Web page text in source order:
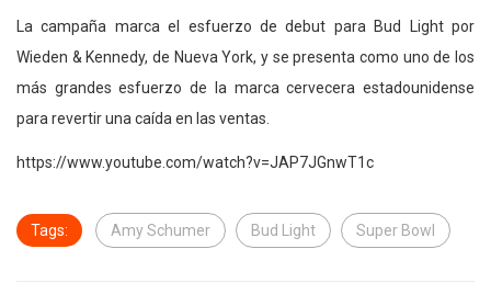
La campaña marca el esfuerzo de debut para Bud Light por
Wieden & Kennedy, de Nueva York, y se presenta como uno de los
más grandes esfuerzo de la marca cervecera estadounidense
para revertir una caída en las ventas.
https://www.youtube.com/watch?v=JAP7JGnwT1c
Tags: Amy Schumer Bud Light Super Bowl